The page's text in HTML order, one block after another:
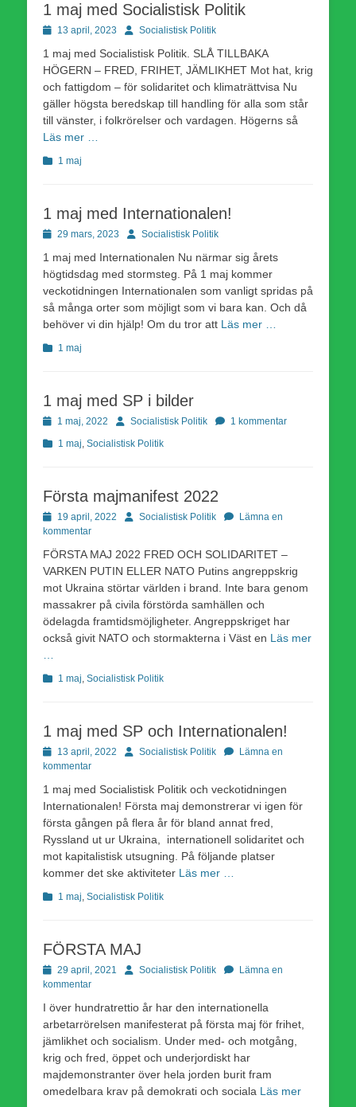
1 maj med Socialistisk Politik
Publicerad
13 april, 2023 Författare
Socialistisk Politik
1 maj med Socialistisk Politik. SLÅ TILLBAKA
HÖGERN – FRED, FRIHET, JÄMLIKHET Mot hat, krig
och fattigdom – för solidaritet och klimaträttvisa Nu
gäller högsta beredskap till handling för alla som står
till vänster, i folkrörelser och vardagen. Högerns så
Läs mer …
Kategorier
1 maj
1 maj med Internationalen!
Publicerad
29 mars, 2023 Författare
Socialistisk Politik
1 maj med Internationalen Nu närmar sig årets
högtidsdag med stormsteg. På 1 maj kommer
veckotidningen Internationalen som vanligt spridas på
så många orter som möjligt som vi bara kan. Och då
behöver vi din hjälp! Om du tror att Läs mer …
Kategorier
1 maj
1 maj med SP i bilder
Publicerad
1 maj, 2022 Författare
Socialistisk Politik
1 kommentar
Kategorier
1 maj, Socialistisk Politik
Första majmanifest 2022
Publicerad
den
19 april, 2022 Författare
Socialistisk Politik
Lämna en
kommentar
FÖRSTA MAJ 2022 FRED OCH SOLIDARITET –
VARKEN PUTIN ELLER NATO Putins angreppskrig
mot Ukraina störtar världen i brand. Inte bara genom
massakrer på civila förstörda samhällen och
ödelagda framtidsmöjligheter. Angreppskriget har
också givit NATO och stormakterna i Väst en Läs mer
…
Kategorier
1 maj, Socialistisk Politik
1 maj med SP och Internationalen!
Publicerad
den
13 april, 2022 Författare
Socialistisk Politik
Lämna en
kommentar
1 maj med Socialistisk Politik och veckotidningen
Internationalen! Första maj demonstrerar vi igen för
första gången på flera år för bland annat fred,
Ryssland ut ur Ukraina, internationell solidaritet och
mot kapitalistisk utsugning. På följande platser
kommer det ske aktiviteter Läs mer …
Kategorier
1 maj, Socialistisk Politik
FÖRSTA MAJ
Publicerad
den
29 april, 2021 Författare
Socialistisk Politik
Lämna en
kommentar
I över hundratrettio år har den internationella
arbetarrörelsen manifesterat på första maj för frihet,
jämlikhet och socialism. Under med- och motgång,
krig och fred, öppet och underjordiskt har
majdemonstranter över hela jorden burit fram
omedelbara krav på demokrati och sociala Läs mer